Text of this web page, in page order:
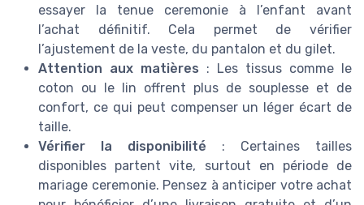
essayer la tenue ceremonie à l’enfant avant
l’achat définitif. Cela permet de vérifier
l’ajustement de la veste, du pantalon et du gilet.
Attention aux matières : Les tissus comme le
coton ou le lin offrent plus de souplesse et de
confort, ce qui peut compenser un léger écart de
taille.
Vérifier la disponibilité : Certaines tailles
disponibles partent vite, surtout en période de
mariage ceremonie. Pensez à anticiper votre achat